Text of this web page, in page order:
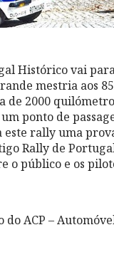
Histórico vai
mestria aos
de 2000
ponto de
rally uma
Rally de
o público e os
do ACP –